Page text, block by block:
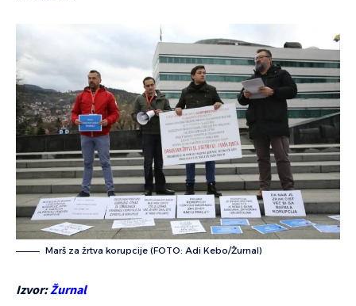
Marš za žrtva korupcije (FOTO: Adi Kebo/Žurnal)
Izvor:Žurnal